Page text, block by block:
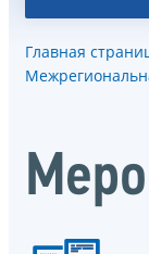
Главная